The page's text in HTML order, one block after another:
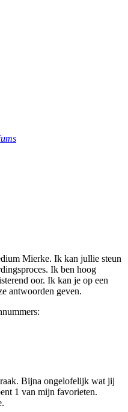
Mierke. Ik kan jullie steun
Ik ben hoog
oor. Ik kan je op een
antwoorden geven.
Bijna ongelofelijk wat jij
1 van mijn favorieten.